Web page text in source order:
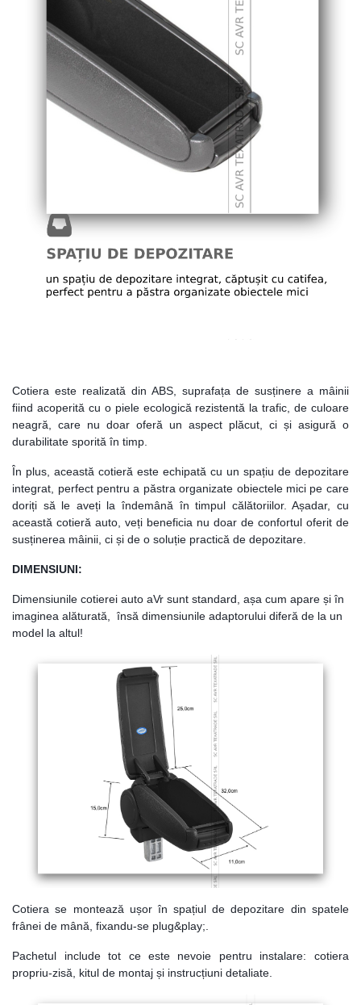
Cotiera este realizată din ABS, suprafața de susținere a mâinii
fiind acoperită cu o piele ecologică rezistentă la trafic, de culoare
neagră, care nu doar oferă un aspect plăcut, ci și asigură o
durabilitate sporită în timp.
În plus, această cotieră este echipată cu un spațiu de depozitare
integrat, perfect pentru a păstra organizate obiectele mici pe care
doriți să le aveți la îndemână în timpul călătoriilor. Așadar, cu
această cotieră auto, veți beneficia nu doar de confortul oferit de
susținerea mâinii, ci și de o soluție practică de depozitare.
DIMENSIUNI:
Dimensiunile cotierei auto aVr sunt standard,așa cum apare și în
imaginea alăturată,însă dimensiunile adaptorului diferă de la un
model la altul!
Cotiera se montează ușor în spațiul de depozitare din spatele
frânei de mână, fixandu-se plug&play;.
Pachetul include tot ce este nevoie pentru instalare: cotiera
propriu-zisă, kitul de montaj și instrucțiuni detaliate.